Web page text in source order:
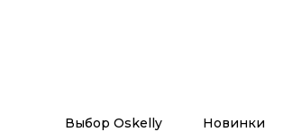
Выбор Oskelly Новинки